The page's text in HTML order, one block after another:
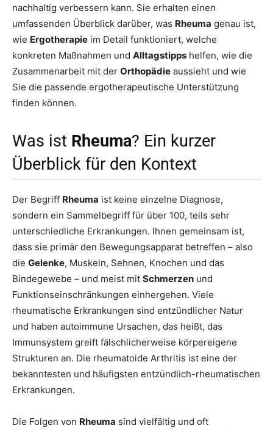
nachhaltig verbessern kann. Sie erhalten einen
umfassenden Überblick darüber, was Rheuma genau ist,
wie Ergotherapie im Detail funktioniert, welche
konkreten Maßnahmen und Alltagstipps helfen, wie die
Zusammenarbeit mit der Orthopädie aussieht und wie
Sie die passende ergotherapeutische Unterstützung
finden können.
Was ist Rheuma? Ein kurzer
Überblick für den Kontext
Der Begriff Rheuma ist keine einzelne Diagnose,
sondern ein Sammelbegriff für über 100, teils sehr
unterschiedliche Erkrankungen. Ihnen gemeinsam ist,
dass sie primär den Bewegungsapparat betreffen – also
die Gelenke, Muskeln, Sehnen, Knochen und das
Bindegewebe – und meist mit Schmerzen und
Funktionseinschränkungen einhergehen. Viele
rheumatische Erkrankungen sind entzündlicher Natur
und haben autoimmune Ursachen, das heißt, das
Immunsystem greift fälschlicherweise körpereigene
Strukturen an. Die rheumatoide Arthritis ist eine der
bekanntesten und häufigsten entzündlich-rheumatischen
Erkrankungen.
Die Folgen von Rheuma sind vielfältig und oft